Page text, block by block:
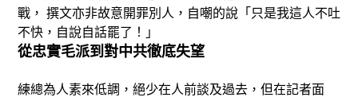
戰， 撰文亦非故意開罪別人，自嘲的說「只是我這人不吐
不快，自說自話罷了！」
從忠實毛派到對中共徹底失望
練總為人素來低調，絕少在人前談及過去，但在記者面